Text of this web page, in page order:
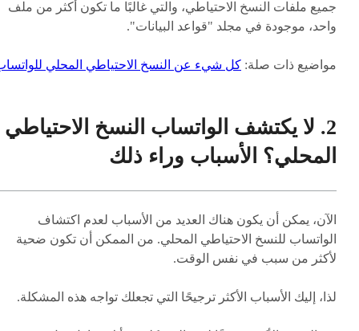
جميع ملفات النسخ الاحتياطي، والتي غالبًا ما تكون أكثر من ملف
واحد، موجودة في مجلد "قواعد البيانات".
مواضيع ذات صلة: كل شيء عن النسخ الاحتياطي المحلي
2. لا يكتشف الواتساب النسخ الاحتياطي
المحلي؟ الأسباب وراء ذلك
الآن، يمكن أن يكون هناك العديد من الأسباب لعدم اكتشاف
الواتساب للنسخ الاحتياطي المحلي. من الممكن أن تكون ضحية
لأكثر من سبب في نفس الوقت.
لذا، إليك الأسباب الأكثر ترجيحًا التي تجعلك تواجه هذه المشكلة.